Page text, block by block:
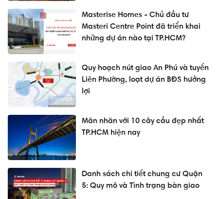
Masterise Homes - Chủ đầu tư
Masteri Centre Point đã triển khai
những dự án nào tại TP.HCM?
Quy hoạch nút giao An Phú và tuyến
Liên Phường, loạt dự án BĐS hưởng
lợi
Mãn nhãn với 10 cây cầu đẹp nhất
TP.HCM hiện nay
Danh sách chi tiết chung cư Quận
5: Quy mô và Tình trạng bàn giao